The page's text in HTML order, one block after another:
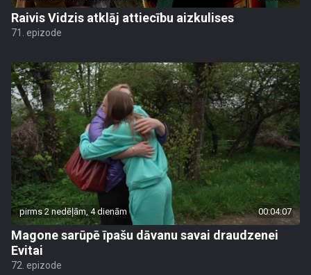
Raivis Vidzis atklāj attiecību aizkulises
71. epizode
pirms 2 nedēļām, 4 dienām 00:04:07
Magone sarūpē īpašu dāvanu savai draudzenei
Evitai
72. epizode